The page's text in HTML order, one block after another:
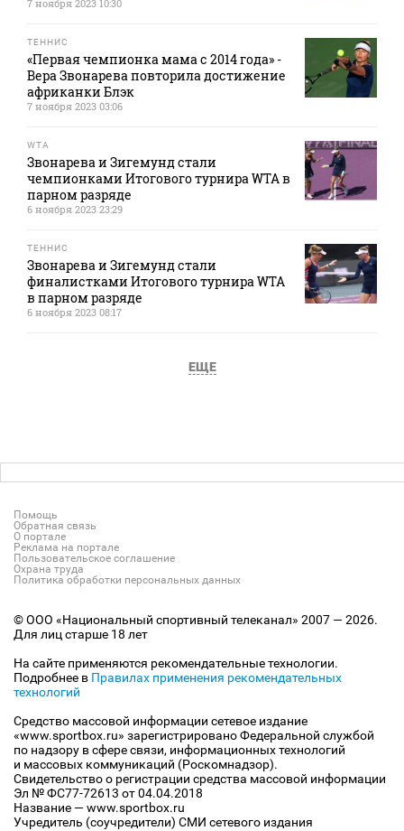
7 ноября 2023 10:30
ТЕННИС
«Первая чемпионка мама с 2014 года» -
Вера Звонарева повторила достижение
африканки Блэк
7 ноября 2023 03:06
WTA
Звонарева и Зигемунд стали
чемпионками Итогового турнира WTA в
парном разряде
6 ноября 2023 23:29
ТЕННИС
Звонарева и Зигемунд стали
финалистками Итогового турнира WTA
в парном разряде
6 ноября 2023 08:17
ЕЩЕ
Помощь
Обратная связь
О портале
Реклама на портале
Пользовательское соглашение
Охрана труда
Политика обработки персональных данных
© ООО «Национальный спортивный телеканал» 2007 — 2026.
Для лиц старше 18 лет
На сайте применяются рекомендательные технологии.
Подробнее в Правилах применения рекомендательных
технологий
Средство массовой информации сетевое издание
«www.sportbox.ru» зарегистрировано Федеральной службой
по надзору в сфере связи, информационных технологий
и массовых коммуникаций (Роскомнадзор).
Свидетельство о регистрации средства массовой информации
Эл № ФС77-72613 от 04.04.2018
Название — www.sportbox.ru
Учредитель (соучредители) СМИ сетевого издания